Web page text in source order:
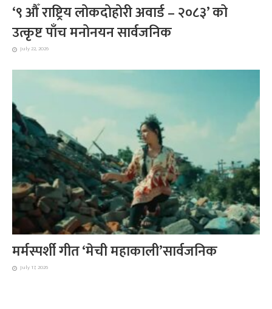
‘९ औँ राष्ट्रिय लोकदोहोरी अवार्ड – २०८३’ को
उत्कृष्ट पाँच मनोनयन सार्वजनिक
July 22, 2026
मर्मस्पर्शी गीत ‘मेची महाकाली’सार्वजनिक
July 17, 2026